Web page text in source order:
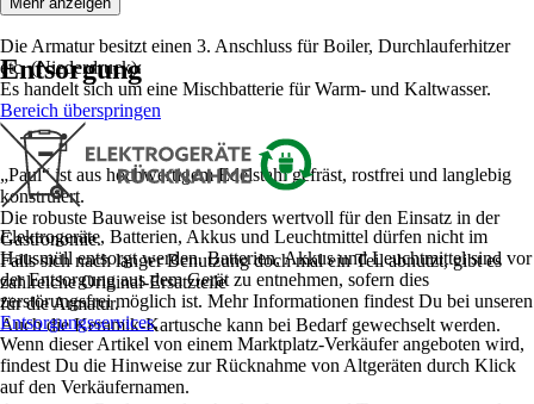
Die Armatur besitzt einen 3. Anschluss für Boiler, Durchlauferhitzer
etc. (Niederdruck).
Es handelt sich um eine Mischbatterie für Warm- und Kaltwasser.
„Paul“ ist aus hochwertigem Edelstahl gefräst, rostfrei und langlebig
konstruiert.
Die robuste Bauweise ist besonders wertvoll für den Einsatz in der
Gastronomie.
Falls sich nach langer Benutzung doch mal ein Teil abnutzt, gibt es
zahlreiche Original-Ersatzteile
für die Armatur.
Auch die Keramik-Kartusche kann bei Bedarf gewechselt werden.
Entsorgung
Bereich überspringen
Elektrogeräte, Batterien, Akkus und Leuchtmittel dürfen nicht im
Hausmüll entsorgt werden. Batterien, Akkus und Leuchtmittel sind vor
der Entsorgung aus dem Gerät zu entnehmen, sofern dies
zerstörungsfrei möglich ist. Mehr Informationen findest Du bei unseren
Entsorgungsservices.
Wenn dieser Artikel von einem Marktplatz-Verkäufer angeboten wird,
findest Du die Hinweise zur Rücknahme von Altgeräten durch Klick
auf den Verkäufernamen.